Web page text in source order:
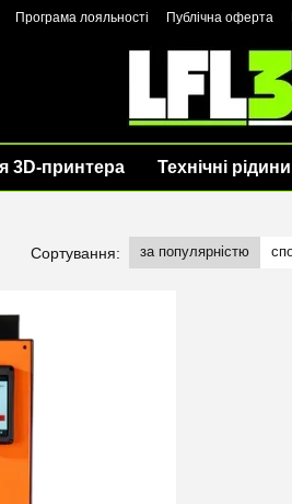
Програма лояльності Публічна оферта
3D-принтера Технічні рідини
Сортування: за популярністю